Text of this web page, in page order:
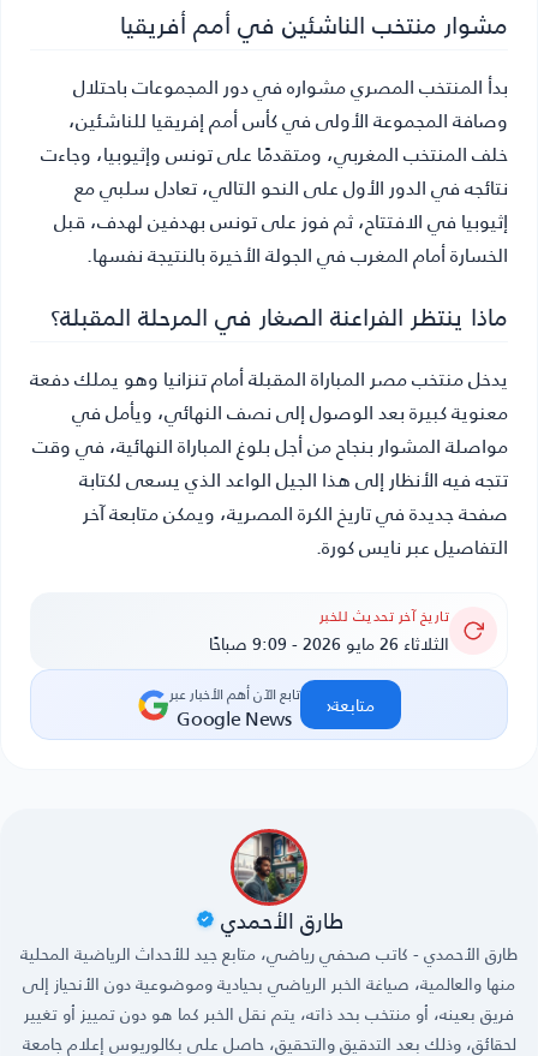
مشوار منتخب الناشئين في أمم أفريقيا
بدأ المنتخب المصري مشواره في دور المجموعات باحتلال
وصافة المجموعة الأولى في كأس أمم إفريقيا للناشئين،
خلف المنتخب المغربي، ومتقدمًا على تونس وإثيوبيا، وجاءت
نتائجه في الدور الأول على النحو التالي، تعادل سلبي مع
إثيوبيا في الافتتاح، ثم فوز على تونس بهدفين لهدف، قبل
الخسارة أمام المغرب في الجولة الأخيرة بالنتيجة نفسها.
ماذا ينتظر الفراعنة الصغار في المرحلة المقبلة؟
يدخل منتخب مصر المباراة المقبلة أمام تنزانيا وهو يملك دفعة
معنوية كبيرة بعد الوصول إلى نصف النهائي، ويأمل في
مواصلة المشوار بنجاح من أجل بلوغ المباراة النهائية، في وقت
تتجه فيه الأنظار إلى هذا الجيل الواعد الذي يسعى لكتابة
صفحة جديدة في تاريخ الكرة المصرية، ويمكن متابعة آخر
التفاصيل عبر نايس كورة.
تاريخ آخر تحديث للخبر
الثلاثاء 26 مايو 2026 - 9:09 صباحًا
تابع الآن أهم الأخبار عبر
Google News متابعة‹
طارق الأحمدي
طارق الأحمدي - كاتب صحفي رياضي، متابع جيد للأحداث الرياضية المحلية
منها والعالمية، صياغة الخبر الرياضي بحيادية وموضوعية دون الأنحياز إلى
فريق بعينه، أو منتخب بحد ذاته، يتم نقل الخبر كما هو دون تمييز أو تغيير
لحقائق، وذلك بعد التدقيق والتحقيق، حاصل على بكالوريوس إعلام جامعة